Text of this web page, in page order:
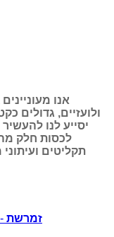
אנו
ולועזיים, גדולים
יסייע לנו
לכסות חלק
תקליטים
זמרשת